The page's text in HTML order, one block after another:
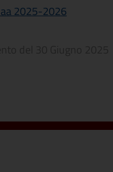
2025-2026